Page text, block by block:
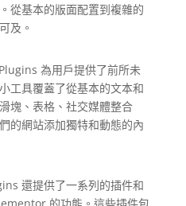
從基本的版面配置到複雜的
及。
為用戶提供了前所未
工具覆蓋了從基本的文本和
塊、表格、社交媒體整合
的網站添加獨特和動態的內
還提供了一系列的插件和